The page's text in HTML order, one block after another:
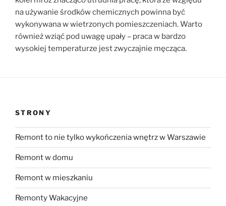
na używanie środków chemicznych powinna być
wykonywana w wietrzonych pomieszczeniach. Warto
również wziąć pod uwagę upały – praca w bardzo
wysokiej temperaturze jest zwyczajnie męcząca.
STRONY
Remont to nie tylko wykończenia wnętrz w Warszawie
Remont w domu
Remont w mieszkaniu
Remonty Wakacyjne